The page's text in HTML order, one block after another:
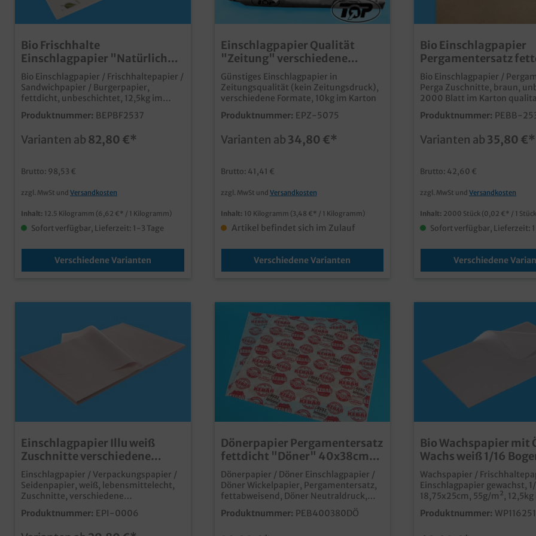
Bio Frischhalte
Einschlagpapier "Natürlich"
fettdicht 12,5kg versch.
Größen
Bio Einschlagpapier / Frischhaltepapier /
Sandwichpapier / Burgerpapier,
fettdicht, unbeschichtet, 12,5kg im
Karton 1/8 Bogen 25x37,5cm (ca.3600
Blatt) & 1/4 Bogen 37,5x50cm (ca. 1800
Einschlagpapier für Imbiss und
Forstwirtschaft, mit integrierter
Kunststofflage, dadurch auch im
bedruckbar ab 500kg
Produktnummer: BEPBF2537
Varianten ab 82,80 €*
Brutto: 98,53 €
zzgl. MwSt und Versandkosten
Inhalt: 12.5 Kilogramm (6,62 €* / 1 Kilogramm)
Sofort verfügbar, Lieferzeit: 1-3 Tage
Verschiedene Varianten
Einschlagpapier Qualität
"Zeitung" verschiedene
Formate 10kg
Günstiges Einschlagpapier in
Zeitungsqualität (kein Zeitungsdruck),
verschiedene Formate, 10kg im Karton
Produktnummer: EPZ-5075
Varianten ab 34,80 €*
Brutto: 41,41 €
zzgl. MwSt und Versandkosten
Inhalt: 10 Kilogramm (3,48 €* / 1 Kilogramm)
Artikel befindet sich im Zulauf
Verschiedene Varianten
Bio Einschlagpapier
Pergamentersatz
braun versch. Größen
Bio Einschlagpapier /
Perga Zuschnitte, braun,
2000 Blatt im Karton qualitative, und
fettdichte Papierzuschnitte
Pergamentersatz Papier
ohne zusätzliche
Sonderanfertigung von
Produktnummer: PEBB-
Varianten ab 35,80 €*
Brutto: 42,60 €
zzgl. MwSt und Versandkosten
Inhalt: 2000 Stück (0,02 €* / 1
Sofort verfügbar, Lieferzeit:
Verschiedene
Einschlagpapier Illu weiß
Zuschnitte verschiedene
Formate 10kg
Einschlagpapier / Verpackungspapier /
Seidenpapier, weiß, lebensmittelecht,
Zuschnitte, verschiedene
Formate/Größen gemäß Auswahl, 10kg
im Kartongünstiges Einschlagpapier in
Produktnummer: EPI-0006
Dönerpapier Pergamentersatz
fettdicht "Döner" 40x38cm
500Bl.
Dönerpapier / Döner Einschlagpapier /
Döner Wickelpapier, Pergamentersatz,
fettabweisend, Döner Neutraldruck,
40x38cm, 500 Blatt im Karton die
umweltfreundliche Alternative zur
Produktnummer: PEB400380DÖ
Bio Wachspapier mit
Wachs weiß 1/16
18,75x25cm 55g/m²
Wachspapier /
Einschlagpapier gewachst,
18,75x25cm, 55g/m², 12,5kg
Kartonpraktisches und
umweltfreundliches
Produktnummer: